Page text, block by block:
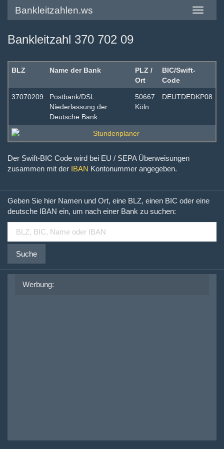
Toggle
Bankleitzahlen.ws
Bankleitzahl 370 702 09
BLZ Name der Bank
PLZ /
Ort
BIC/Swift-
Code
37070209
Postbank/DSL
Niederlassung der
Deutsche Bank
50667
Köln
DEUTDEDKP08
Der Swift-BIC Code wird bei EU / SEPA Überweisungen
zusammen mit der IBAN Kontonummer angegeben.
Geben Sie hier Namen und Ort, eine BLZ, einen BIC oder eine
deutsche IBAN ein, um nach einer Bank zu suchen:
Suche
Werbung: